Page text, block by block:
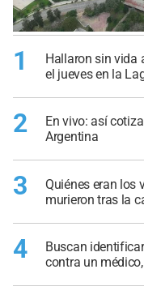
1
Hallaron sin vida
el jueves en la
2
En vivo: así
Argentina
3
Quiénes eran los
murieron tras la
4
Buscan
contra un